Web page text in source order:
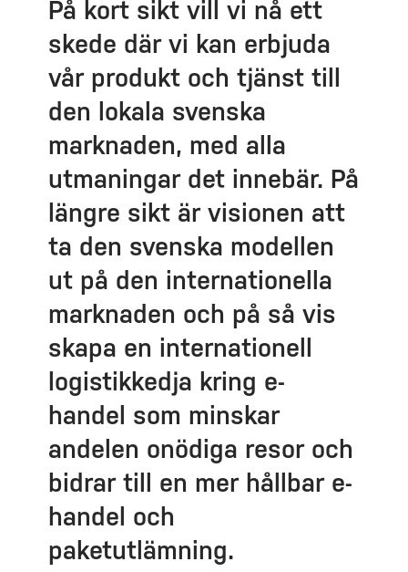
På kort sikt vill vi nå ett
skede där vi kan erbjuda
vår produkt och tjänst till
den lokala svenska
marknaden, med alla
utmaningar det innebär. På
längre sikt är visionen att
ta den svenska modellen
ut på den internationella
marknaden och på så vis
skapa en internationell
logistikkedja kring e-
handel som minskar
andelen onödiga resor och
bidrar till en mer hållbar e-
handel och
paketutlämning.